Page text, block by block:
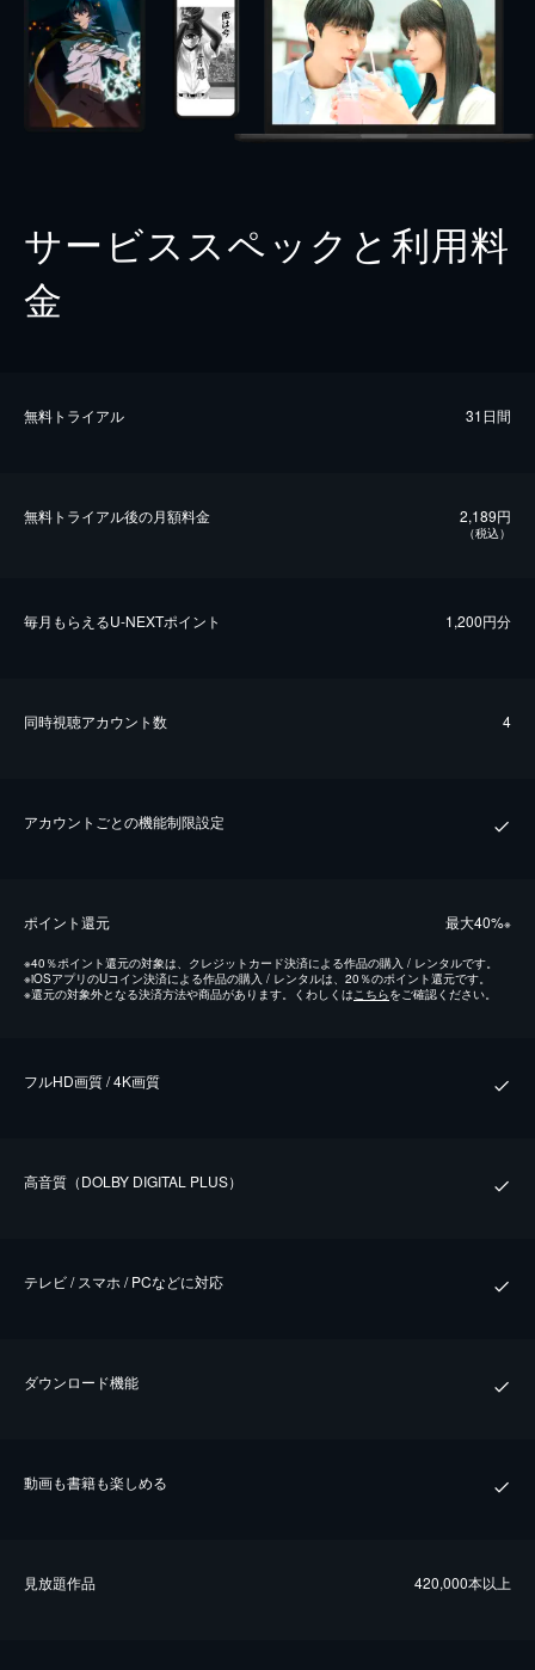
サービススペックと利用料
金
無料トライアル 31日間
無料トライアル後の⽉額料金 2,189円
（税込）
毎⽉もらえるU-NEXTポイント 1,200円分
同時視聴アカウント数 4
アカウントごとの機能制限設定
ポイント還元 最⼤40%※
※40％ポイント還元の対象は、クレジットカード決済による作品の購入 / レンタルです。
※iOSアプリのUコイン決済による作品の購入 / レンタルは、20％のポイント還元です。
※還元の対象外となる決済方法や商品があります。くわしくはこちらをご確認ください。
フルHD画質 / 4K画質
⾼⾳質（DOLBY DIGITAL PLUS）
テレビ / スマホ / PCなどに対応
ダウンロード機能
動画も書籍も楽しめる
⾒放題作品 420,000本以上